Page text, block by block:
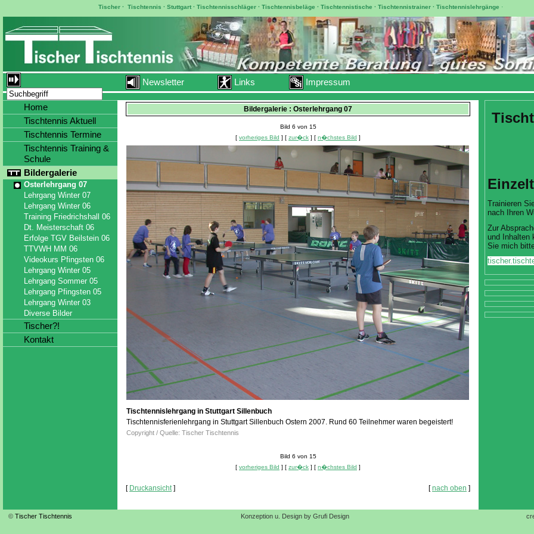
Tischer· Tischtennis · Stuttgart· Tischtennisschläger· Tischtennisbeläge · Tischtennistische · Tischtennistrainer· Tischtennislehrgänge ·
Newsletter Links Impressum
Bildergalerie : Osterlehrgang 07
Bild 6 von 15
[ vorheriges Bild ] [ zur�ck ] [ n�chstes Bild ]
Tischtennislehrgang in Stuttgart Sillenbuch
Tischtennisferienlehrgang in Stuttgart Sillenbuch Ostern 2007. Rund 60 Teilnehmer waren begeistert!
Copyright / Quelle: Tischer Tischtennis
Bild 6 von 15
[ vorheriges Bild ] [ zur�ck ] [ n�chstes Bild ]
[nach oben ]
[ Druckansicht]
Home
Tischtennis Aktuell
Tischtennis Termine
Tischtennis Training &
Schule
Bildergalerie
Osterlehrgang 07
Lehrgang Winter 07
Lehrgang Winter 06
Training Friedrichshall 06
Dt. Meisterschaft 06
Erfolge TGV Beilstein 06
TTVWH MM 06
Videokurs Pfingsten 06
Lehrgang Winter 05
Lehrgang Sommer 05
Lehrgang Pfingsten 05
Lehrgang Winter 03
Diverse Bilder
Tischer?!
Kontakt
Trainieren
nach Ihren
Zur
und Inhalten
Sie mich
© Tischer Tischtennis Konzeption u. Design by Grufi Design